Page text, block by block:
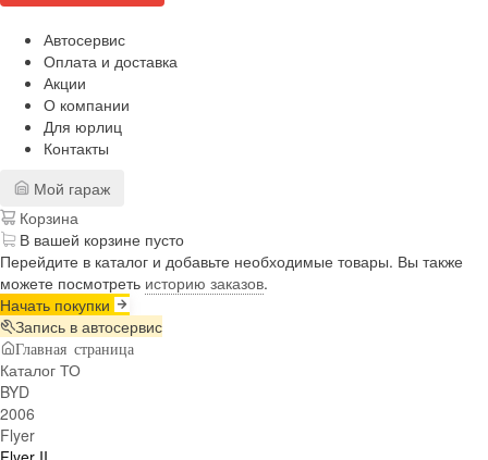
Автосервис
Оплата и доставка
Акции
О компании
Для юрлиц
Контакты
Мой гараж
Корзина
В вашей корзине пусто
Перейдите в каталог и добавьте необходимые товары. Вы также
можете посмотреть историю заказов.
Начать покупки
Запись в автосервис
Главная страница
Каталог ТО
BYD
2006
Flyer